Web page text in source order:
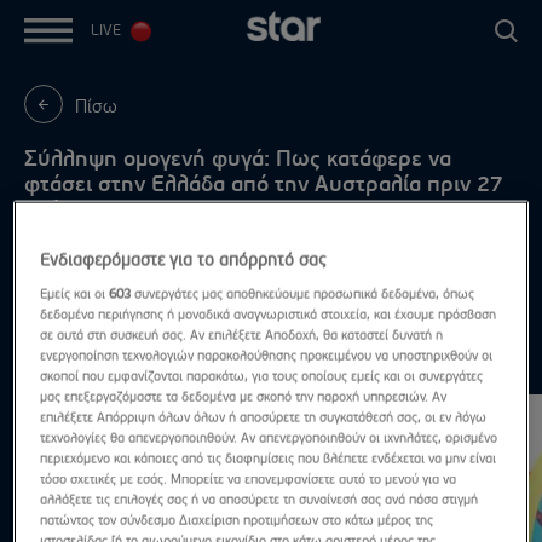
LIVE
Πίσω
Σύλληψη ομογενή φυγά: Πως κατάφερε να
φτάσει στην Ελλάδα από την Αυστραλία πριν 27
χρόνια
Highlights Δες τα όλα
Ενδιαφερόμαστε για το απόρρητό σας
Εμείς και οι603 συνεργάτες μας αποθηκεύουμε προσωπικά δεδομένα, όπως
δεδομένα περιήγησης ή μοναδικά αναγνωριστικά στοιχεία, και έχουμε πρόσβαση
σε αυτά στη συσκευή σας. Αν επιλέξετε Αποδοχή, θα καταστεί δυνατή η
ενεργοποίηση τεχνολογιών παρακολούθησης προκειμένου να υποστηριχθούν οι
σκοποί που εμφανίζονται παρακάτω, για τους οποίους εμείς και οι συνεργάτες
μας επεξεργαζόμαστε τα δεδομένα με σκοπό την παροχή υπηρεσιών. Αν
επιλέξετε Απόρριψη όλων όλων ή αποσύρετε τη συγκατάθεσή σας, οι εν λόγω
τεχνολογίες θα απενεργοποιηθούν. Αν απενεργοποιηθούν οι ιχνηλάτες, ορισμένο
περιεχόμενο και κάποιες από τις διαφημίσεις που βλέπετε ενδέχεται να μην είναι
τόσο σχετικές με εσάς. Μπορείτε να επανεμφανίσετε αυτό το μενού για να
αλλάξετε τις επιλογές σας ή να αποσύρετε τη συναίνεσή σας ανά πάσα στιγμή
πατώντας τον σύνδεσμο Διαχείριση προτιμήσεων στο κάτω μέρος της